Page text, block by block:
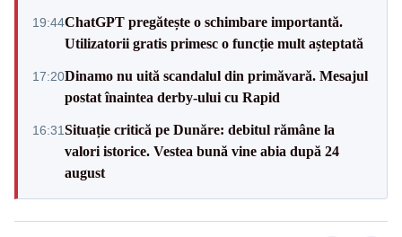
19:44ChatGPT pregătește o schimbare importantă.
Utilizatorii gratis primesc o funcție mult așteptată
17:20Dinamo nu uită scandalul din primăvară. Mesajul
postat înaintea derby-ului cu Rapid
16:31Situație critică pe Dunăre: debitul rămâne la
valori istorice. Vestea bună vine abia după 24
august